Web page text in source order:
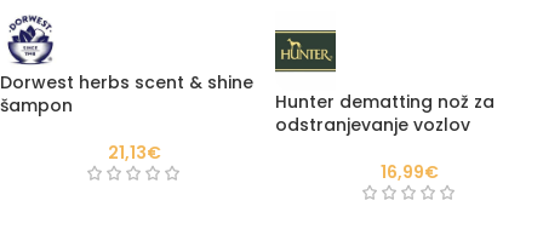
Dorwest herbs scent & shine
šampon
21,13€
Hunter dematting nož za
odstranjevanje vozlov
16,99€